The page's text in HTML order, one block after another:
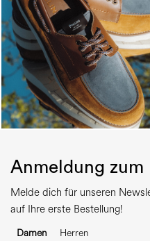
Anmeldung
Melde dich für unseren
auf Ihre erste Bestellung!
Damen Herren